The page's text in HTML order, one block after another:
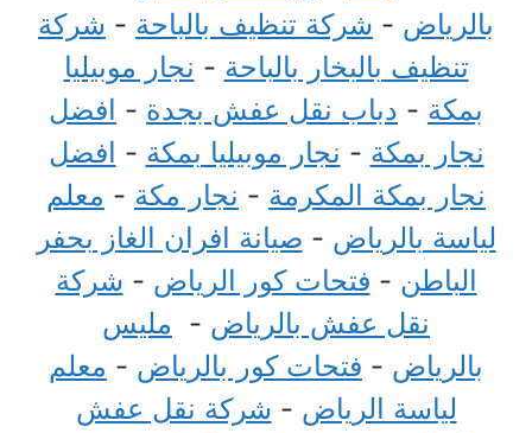
بالرياض - شركة تنظيف بالباحة - شركة
تنظيف بالبخار بالباحة - نجار موبيليا
بمكة - دباب نقل عفش بجدة - افضل
نجار بمكة - نجار موبيليا بمكة - افضل
نجار بمكة المكرمة - نجار مكة - معلم
لياسة بالرياض - صيانة افران الغاز بحفر
الباطن - فتحات كور الرياض - شركة
نقل عفش بالرياض - مليس
بالرياض - فتحات كور بالرياض - معلم
لياسة الرياض - شركة نقل عفش